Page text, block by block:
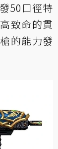
50口徑特
致命的貫
的能力發